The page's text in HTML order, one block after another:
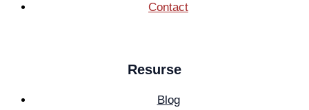
Contact
Resurse
Blog